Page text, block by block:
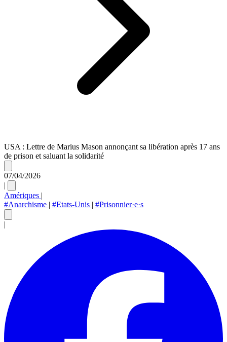
USA : Lettre de Marius Mason annonçant sa libération après 17 ans
de prison et saluant la solidarité
07/04/2026
|
Amériques |
#Anarchisme | #Etats-Unis | #Prisonnier·e·s
|